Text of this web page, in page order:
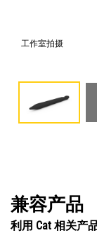
工作室拍摄
兼容产品
利用 Cat 相关产